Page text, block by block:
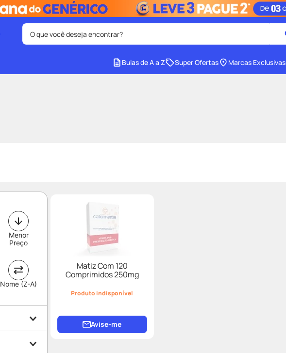
O que você deseja encontrar?
Bulas de A a Z Super Ofertas Marcas Exclusivas
Menor
Preço
Nome (Z-A)
Matiz Com 120
Comprimidos 250mg
Produto indisponível
Avise-me